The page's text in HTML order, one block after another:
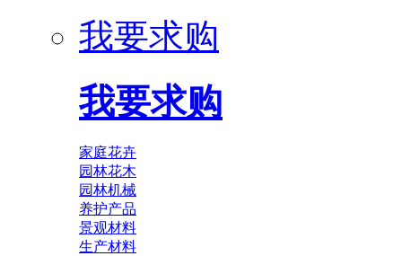
我要求购
我要求购
家庭花卉
园林花木
园林机械
养护产品
景观材料
生产材料